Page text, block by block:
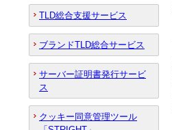
TLD総合支援サービス
ブランドTLD総合サービス
サーバー証明書発行サービ
ス
クッキー同意管理ツール